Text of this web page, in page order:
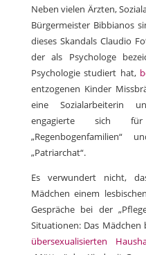
Neben vielen Ärzten,
Bürgermeister Bibbianos
dieses Skandals Claudio
der als Psychologe
Psychologie studiert hat,
entzogenen Kinder
eine Sozialarbeiterin
engagierte sich
„Patriarchat“.
Es verwundert nicht,
Mädchen einem
Gespräche bei der
Situationen: Das
übersexualisierten